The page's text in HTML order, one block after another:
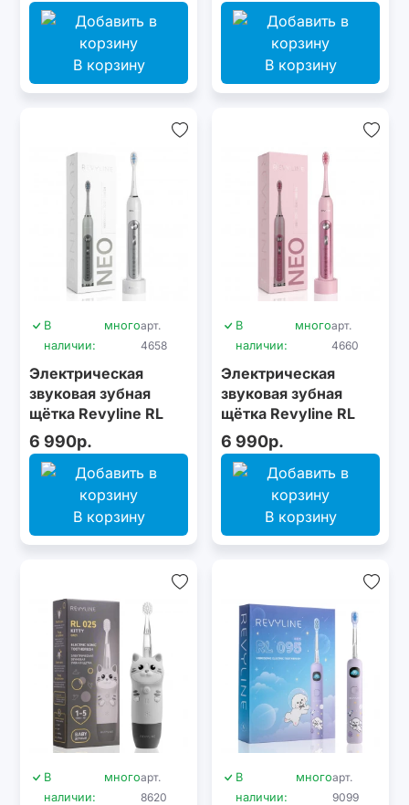
В корзину В корзину
В
наличии:
многоарт.
4658
Электрическая
звуковая зубная
щётка Revyline RL
010 Neo White
6 990р.
В корзину
В
наличии:
многоарт.
4660
Электрическая
звуковая зубная
щётка Revyline RL
010 Neo Pink
6 990р.
В корзину
В
наличии:
многоарт.
8620
В
наличии:
многоарт.
9099